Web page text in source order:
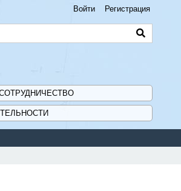
Войти Регистрация